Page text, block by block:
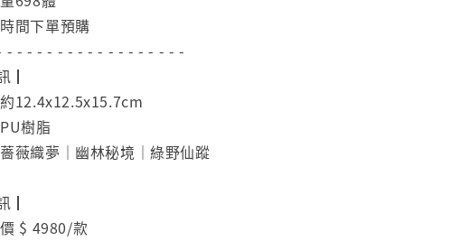
間下單預購
- - - - - - - - - - - - - - - - - -
┃
12.4x12.5x15.7cm
樹脂
薇織夢｜幽林秘境｜綠野仙蹤
┃
$ 4980/款